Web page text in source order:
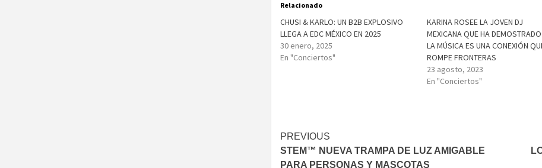
Relacionado
CHUSI & KARLO: UN B2B EXPLOSIVO
LLEGA A EDC MÉXICO EN 2025
30 enero, 2025
En "Conciertos"
KARINA ROSEE LA JOVEN DJ
MEXICANA QUE HA
LA MÚSICA ES UNA CONEXIÓN
ROMPE FRONTERAS
23 agosto, 2023
En "Conciertos"
Post
navigation
PREVIOUS
STEM™ NUEVA TRAMPA DE LUZ AMIGABLE
PARA PERSONAS Y MASCOTAS